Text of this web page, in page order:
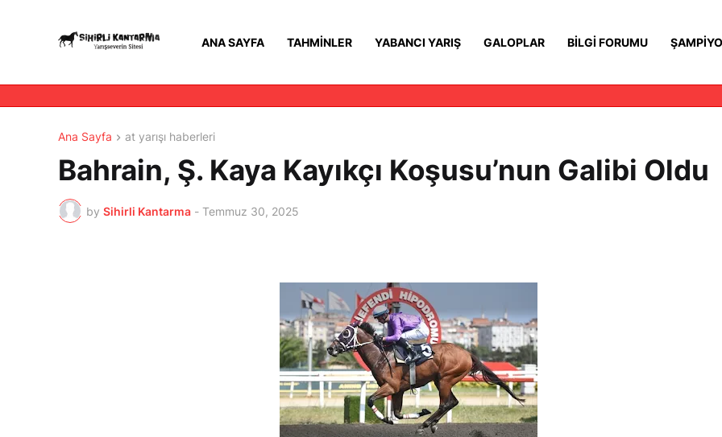
ANA SAYFA TAHMINLER YABANCI YARIŞ GALOPLAR BILGI FORUMU
Ana Sayfa at yarışı haberleri
Bahrain, Ş. Kaya Kayıkçı Koşusu’nun Galibi Oldu
by Sihirli Kantarma - Temmuz 30, 2025